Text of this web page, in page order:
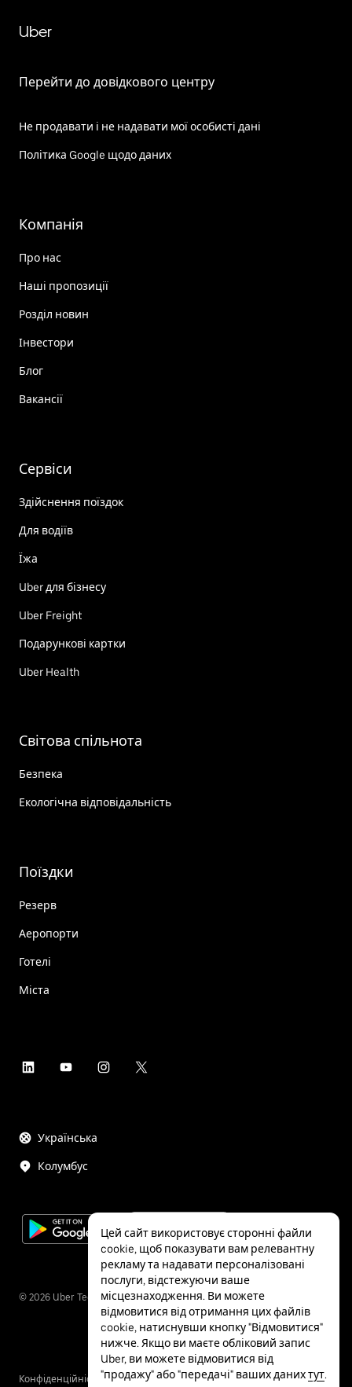
Uber
Перейти до довідкового центру
Не продавати і не надавати мої особисті дані
Політика Google щодо даних
Компанія
Про нас
Наші пропозиції
Розділ новин
Інвестори
Блог
Вакансії
Сервіси
Здійснення поїздок
Для водіїв
Їжа
Uber для бізнесу
Uber Freight
Подарункові картки
Uber Health
Світова спільнота
Безпека
Екологічна відповідальність
Поїздки
Резерв
Аеропорти
Готелі
Міста
Українська
Колумбус
© 2026 Uber Technologies Inc.
Конфіденційність Спеціальні Правила
Цей сайт використовує сторонні файли
cookie, щоб показувати вам релевантну
рекламу та надавати персоналізовані
послуги, відстежуючи ваше
місцезнаходження. Ви можете
відмовитися від отримання цих файлів
cookie, натиснувши кнопку "Відмовитися"
нижче. Якщо ви маєте обліковий запис
Uber, ви можете відмовитися від
"продажу" або "передачі" ваших данихтут.